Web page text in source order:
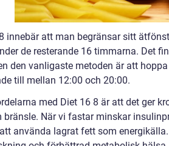
innebär att man begränsar sitt
de resterande 16 timmarna. Det
den vanligaste metoden är att
till mellan 12:00 och 20:00.
med Diet 16 8 är att det ger
bränsle. När vi fastar minskar
använda lagrat fett som